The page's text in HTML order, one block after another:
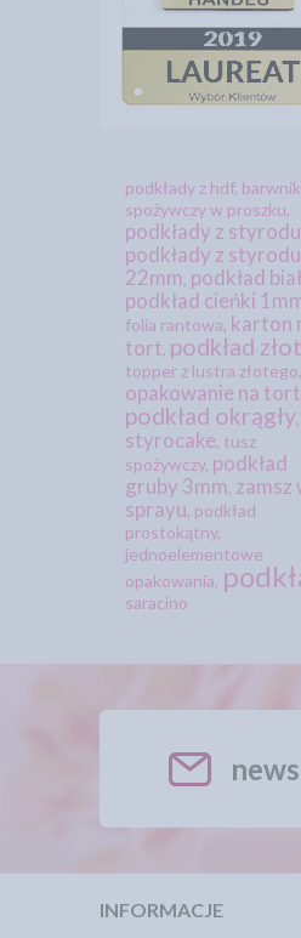
podkłady z hdf, barwnik
spożywczy w proszku,
podkłady z
podkłady z
22mm, podkład
podkład cieńki
folia rantowa, karton
tort, podkład
topper z lustra złotego,
opakowanie na tort
podkład okrągły,
styrocake, tusz
spożywczy, podkład
gruby 3mm, zamsz
sprayu, podkład
prostokątny,
jednoelementowe
opakowania,
saracino
INFORMACJE